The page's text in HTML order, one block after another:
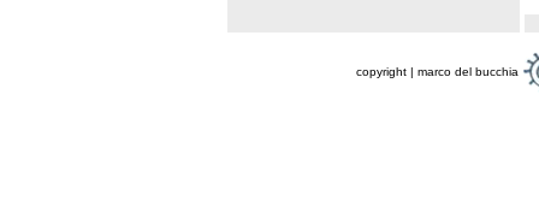
copyright | marco del bucchia